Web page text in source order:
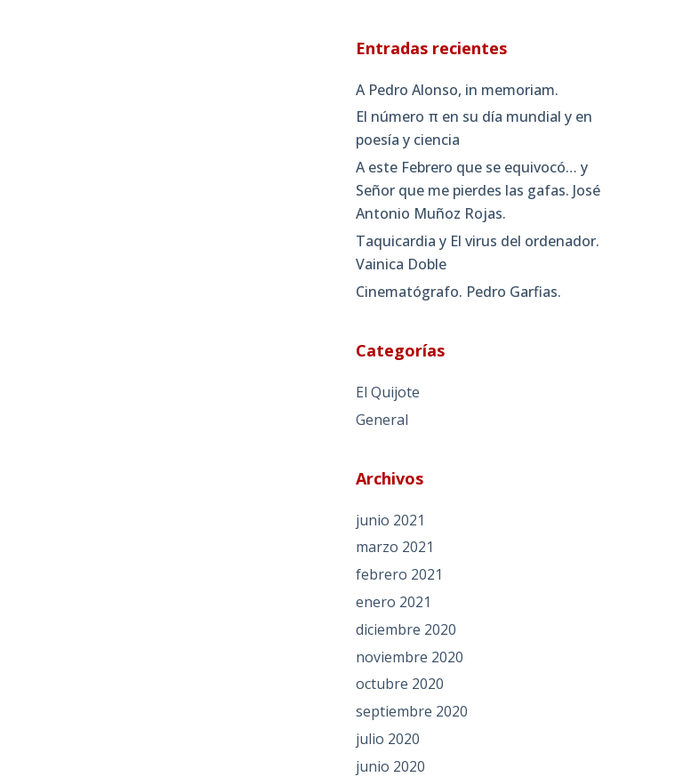
Entradas recientes
A Pedro Alonso, in memoriam.
El número π en su día mundial y en
poesía y ciencia
A este Febrero que se equivocó… y
Señor que me pierdes las gafas. José
Antonio Muñoz Rojas.
Taquicardia y El virus del ordenador.
Vainica Doble
Cinematógrafo. Pedro Garfias.
Categorías
El Quijote
General
Archivos
junio 2021
marzo 2021
febrero 2021
enero 2021
diciembre 2020
noviembre 2020
octubre 2020
septiembre 2020
julio 2020
junio 2020